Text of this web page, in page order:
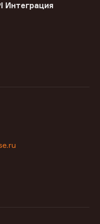
Интеграция